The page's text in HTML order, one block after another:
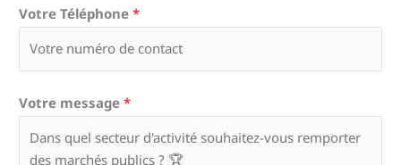
Votre Téléphone *
Votre message *